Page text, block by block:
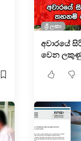
ශ්‍රී ලංකා
අවාරයේ
වෙන